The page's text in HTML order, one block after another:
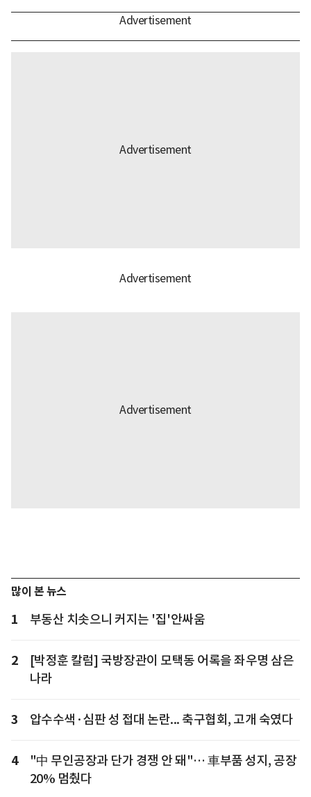
많이 본 뉴스
1 부동산 치솟으니 커지는 '집'안싸움
2
[박정훈 칼럼] 국방장관이 모택동 어록을 좌우명 삼은
나라
3 압수수색·심판 성 접대 논란... 축구협회, 고개 숙였다
4
"中 무인공장과 단가 경쟁 안 돼"… 車부품 성지, 공장
20% 멈췄다